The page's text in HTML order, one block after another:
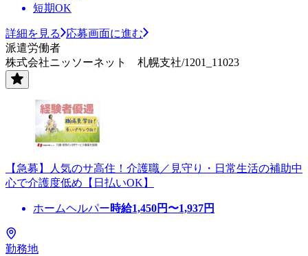
短期OK
詳細を見る
応募画面に進む
派遣労働者
株式会社ニッソーネット 札幌支社/1201_11023
【急募】人気のサ高住！介護職／見守り・日常生活の補助中
心で介護度低め【日払いOK】
ホームヘルパー時給1,450円〜1,937円
勤務地